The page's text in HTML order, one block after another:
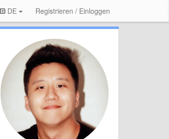
DE Registrieren / Einloggen